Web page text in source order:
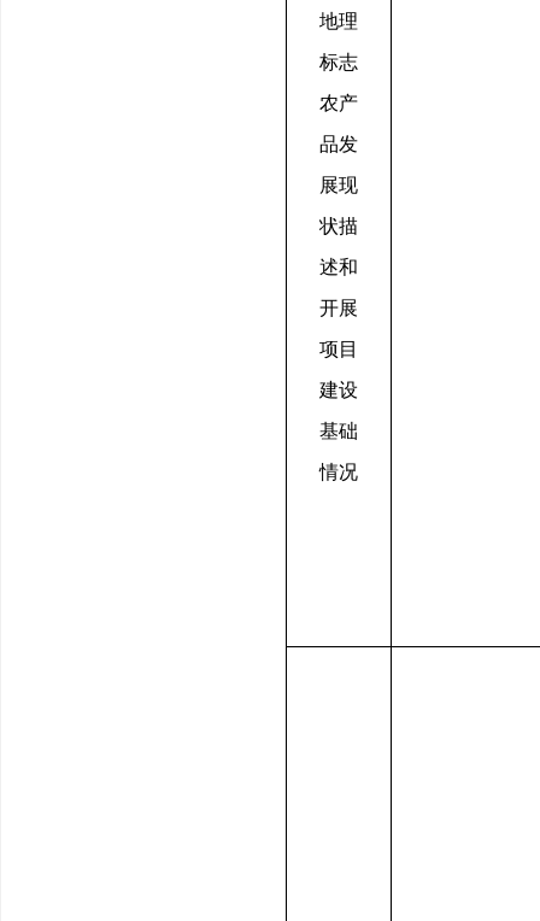
地理
标志
农产
品发
展现
状描
述和
开展
项目
建设
基础
情况